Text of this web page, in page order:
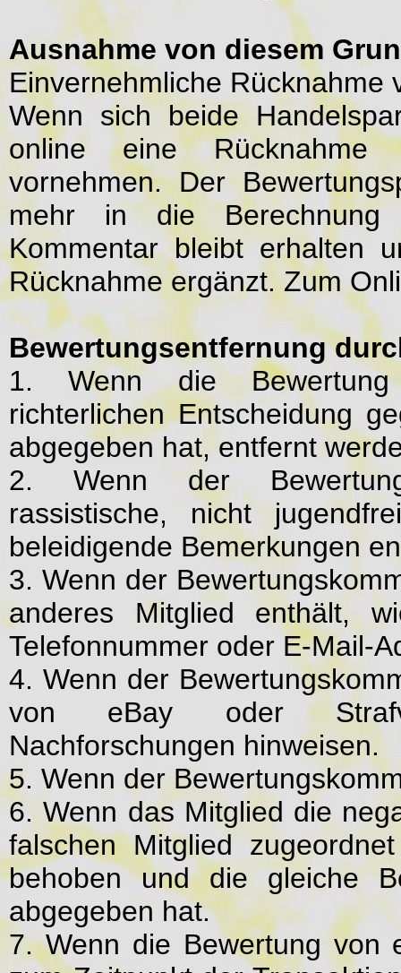
Ausnahme von diesem
Einvernehmliche Rücknahme
Wenn sich beide
online eine Rücknahme
vornehmen. Der
mehr in die Berechnung
Kommentar bleibt erhalten
Rücknahme ergänzt. Zum
Bewertungsentfernung
1. Wenn die Bewertung
richterlichen Entscheidung
abgegeben hat, entfernt
2. Wenn der
rassistische, nicht
beleidigende Bemerkungen
3. Wenn der
anderes Mitglied enthält,
Telefonnummer oder E-Mail-
4. Wenn der
von eBay oder
Nachforschungen hinweisen.
5. Wenn der
6. Wenn das Mitglied die
falschen Mitglied
behoben und die gleiche
abgegeben hat.
7. Wenn die Bewertung von